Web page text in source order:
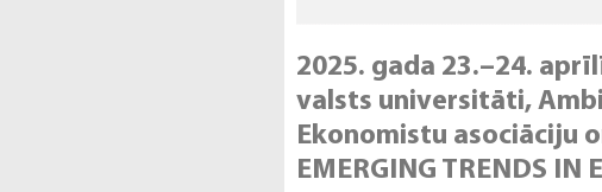
2025. gada 23.–24.
valsts universitāti,
Ekonomistu asociāciju
EMERGING TRENDS